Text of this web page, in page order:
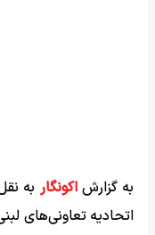
به گزارشاکونگار به
اتحادیه تعاونی‌های